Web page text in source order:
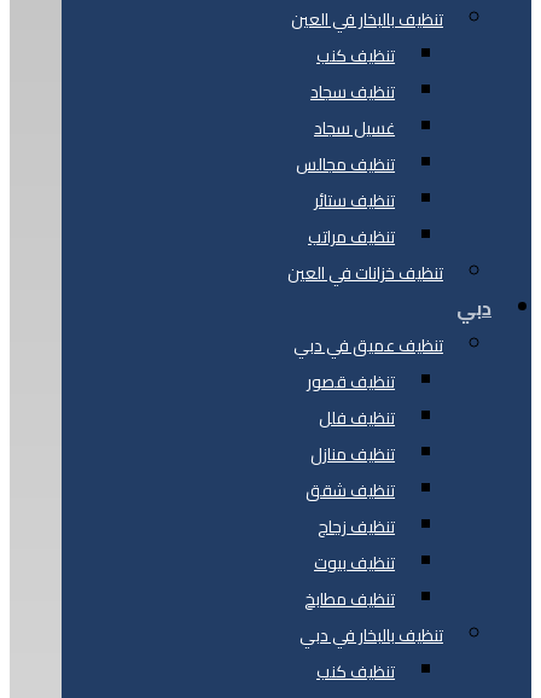
تنظيف بالبخار في العين
تنظيف كنب
تنظيف سجاد
غسيل سجاد
تنظيف مجالس
تنظيف ستائر
تنظيف مراتب
تنظيف خزانات في العين
دبي
تنظيف عميق في دبي
تنظيف قصور
تنظيف فلل
تنظيف منازل
تنظيف شقق
تنظيف زجاج
تنظيف بيوت
تنظيف مطابخ
تنظيف بالبخار في دبي
تنظيف كنب